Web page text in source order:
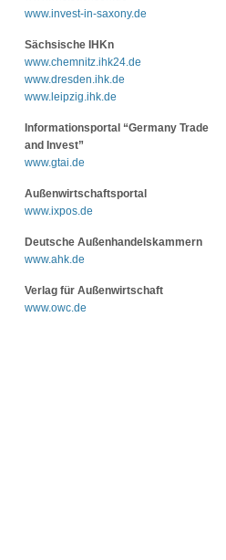
www.invest-in-saxony.de
Sächsische IHKn
www.chemnitz.ihk24.de
www.dresden.ihk.de
www.leipzig.ihk.de
Informationsportal “Germany Trade
and Invest”
www.gtai.de
Außenwirtschaftsportal
www.ixpos.de
Deutsche Außenhandelskammern
www.ahk.de
Verlag für Außenwirtschaft
www.owc.de